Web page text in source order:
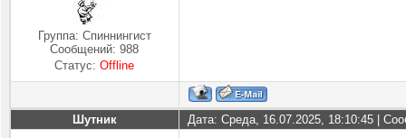
Группа: Спиннингист
Сообщений:988
Статус:Offline
Шутник Дата: Среда, 16.07.2025, 18:10:45 |